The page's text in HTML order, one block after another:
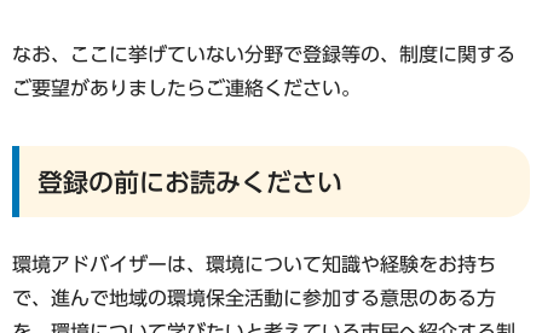
なお、ここに挙げていない分野で登録等の、制度に関する
ご要望がありましたらご連絡ください。
登録の前にお読みください
環境アドバイザーは、環境について知識や経験をお持ち
で、進んで地域の環境保全活動に参加する意思のある方